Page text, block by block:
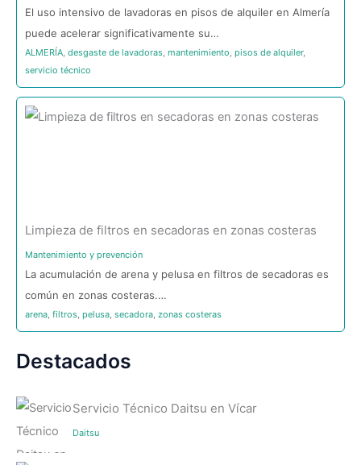
El uso intensivo de lavadoras en pisos de alquiler en Almería
puede acelerar significativamente su…
ALMERÍA, desgaste de lavadoras, mantenimiento, pisos de alquiler,
servicio técnico
Limpieza de filtros en secadoras en zonas costeras
Mantenimiento y prevención
La acumulación de arena y pelusa en filtros de secadoras es
común en zonas costeras.…
arena, filtros, pelusa, secadora, zonas costeras
Destacados
Servicio Técnico Daitsu en Vícar
Daitsu